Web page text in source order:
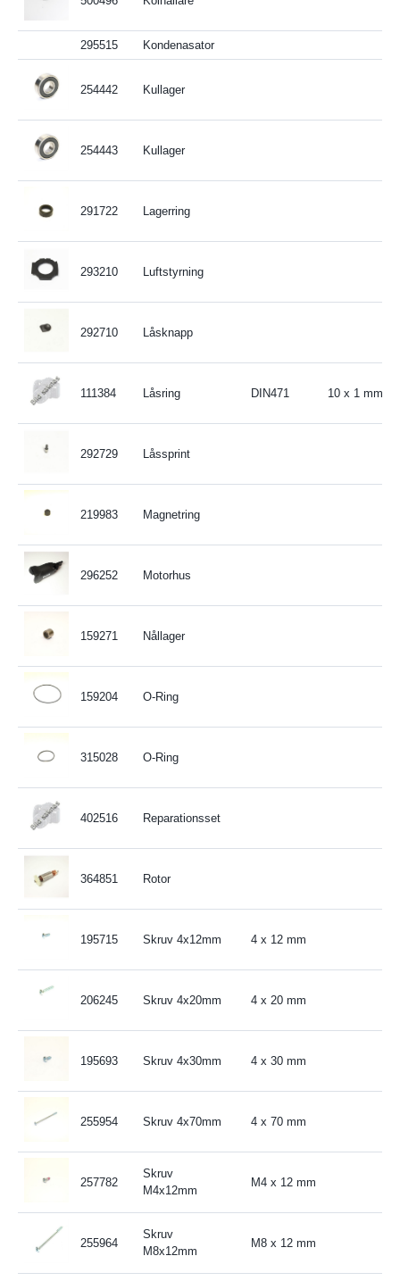
295515 Kondenasator
254442 Kullager
254443 Kullager
291722 Lagerring
293210 Luftstyrning
292710 Låsknapp
111384 Låsring DIN471 10 x 1 mm
292729 Låssprint
219983 Magnetring
296252 Motorhus
159271 Nållager
159204 O-Ring
315028 O-Ring
402516 Reparationsset
364851 Rotor
195715 Skruv 4x12mm 4 x 12 mm
206245 Skruv 4x20mm 4 x 20 mm
195693 Skruv 4x30mm 4 x 30 mm
255954 Skruv 4x70mm 4 x 70 mm
257782
Skruv
M4x12mm
M4 x 12 mm
255964
Skruv
M8x12mm
M8 x 12 mm